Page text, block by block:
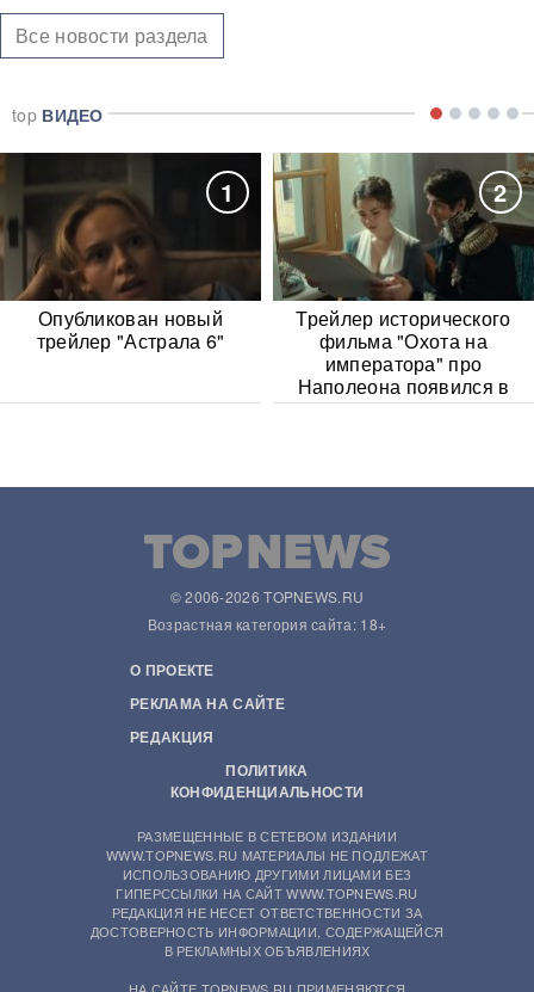
Все новости раздела
top ВИДЕО
1
Опубликован новый
трейлер "Астрала 6"
2
Трейлер исторического
фильма "Охота на
императора" про
Наполеона появился в
Сети
© 2006-2026 TOPNEWS.RU
Возрастная категория сайта: 18+
О ПРОЕКТЕ
РЕКЛАМА НА САЙТЕ
РЕДАКЦИЯ
ПОЛИТИКА
КОНФИДЕНЦИАЛЬНОСТИ
РАЗМЕЩЕННЫЕ В СЕТЕВОМ ИЗДАНИИ
WWW.TOPNEWS.RU МАТЕРИАЛЫ НЕ ПОДЛЕЖАТ
ИСПОЛЬЗОВАНИЮ ДРУГИМИ ЛИЦАМИ БЕЗ
ГИПЕРССЫЛКИ НА САЙТ WWW.TOPNEWS.RU
РЕДАКЦИЯ НЕ НЕСЕТ ОТВЕТСТВЕННОСТИ ЗА
ДОСТОВЕРНОСТЬ ИНФОРМАЦИИ, СОДЕРЖАЩЕЙСЯ
В РЕКЛАМНЫХ ОБЪЯВЛЕНИЯХ